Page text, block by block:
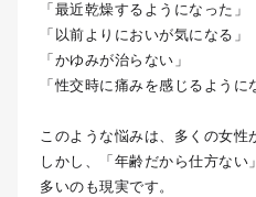
「最近乾燥するようになった」
「以前よりにおいが気になる」
「かゆみが治らない」
「性交時に痛みを感じるように
このような悩みは、多くの女性
しかし、「年齢だから仕方ない
多いのも現実です。